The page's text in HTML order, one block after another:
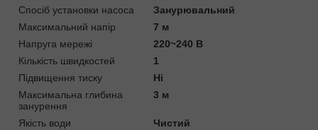
Спосіб установки насоса
Занурювальний
Максимальний напір
7 м
Напруга мережі
220~240 В
Кількість швидкостей
1
Підвищення тиску
Ні
Максимальна глибина
занурення
3 м
Якість води
Чистий